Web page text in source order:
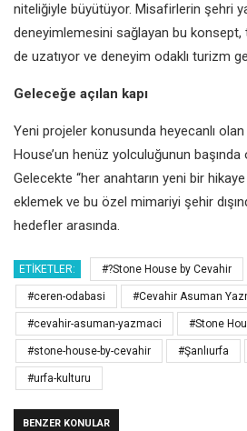
niteliğiyle büyütüyor. Misafirlerin şehri
deneyimlemesini sağlayan bu konsept,
de uzatıyor ve deneyim odaklı turizm
Geleceğe açılan kapı
Yeni projeler konusunda heyecanlı
House’un henüz yolculuğunun
Gelecekte “her anahtarın yeni bir hikaye
eklemek ve bu özel mimariyi şehir
hedefler arasında.
ETIKETLER: #?Stone House by Cevahir
#ceren-odabasi #Cevahir Asuman
#cevahir-asuman-yazmaci #Stone
#stone-house-by-cevahir #Şanlıurfa
#urfa-kulturu
BENZER KONULAR